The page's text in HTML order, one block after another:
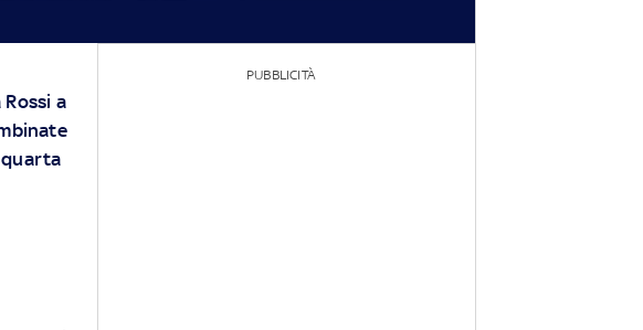
a
quarta
PUBBLICITÀ